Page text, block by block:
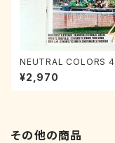
NEUTRAL COLORS 4
¥2,970
その他の商品